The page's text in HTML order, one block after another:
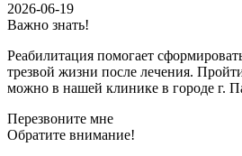
2026-06-19
Важно знать!
Реабилитация помогает
трезвой жизни после лечения.
можно в нашей клинике в городе г.
Перезвоните мне
Обратите внимание!